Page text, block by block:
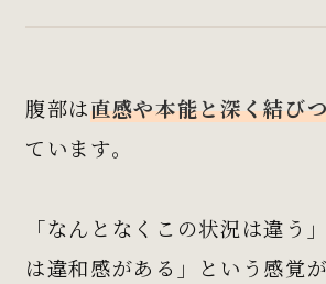
腹部は直感や本能と深く結び
ています。
「なんとなくこの状況は違う
は違和感がある」という感覚